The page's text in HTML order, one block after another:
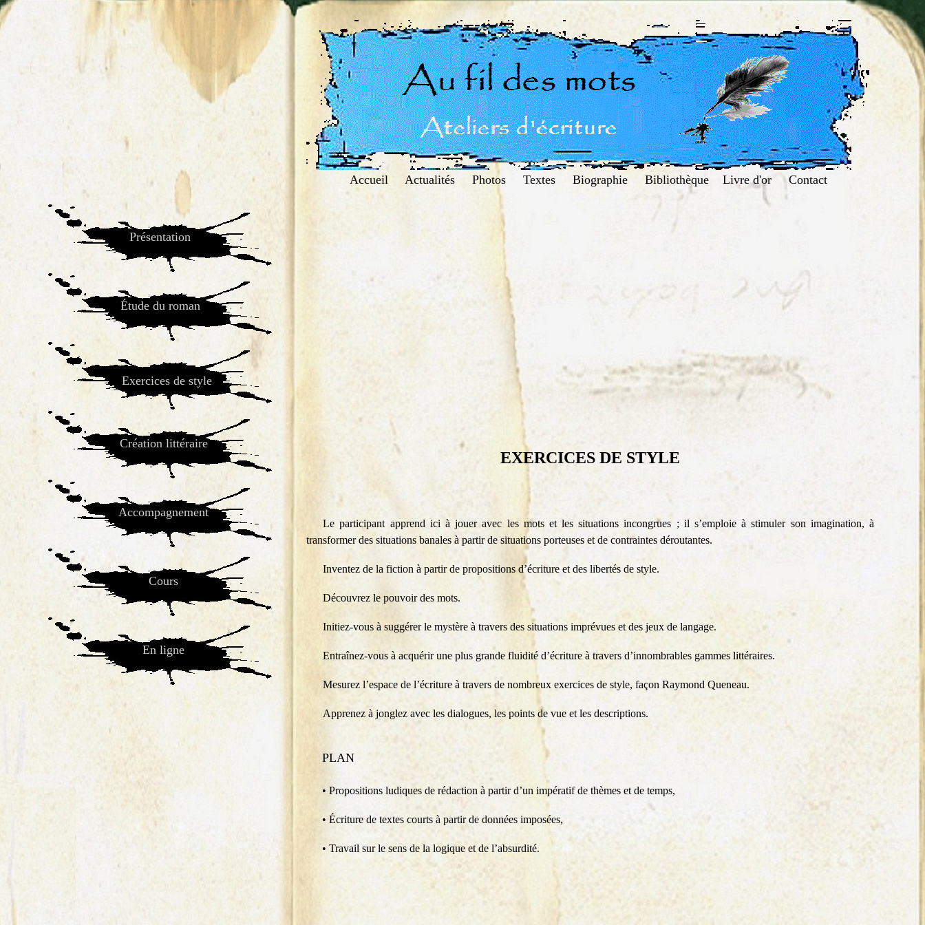
Accueil Actualités Photos Textes Biographie Bibliothèque Livre d'or Contact
Présentation
Étude du roman
Exercices de style
Création littéraire
Accompagnement
Cours
En ligne
EXERCICES DE STYLE
Le participant apprend ici à jouer avec les mots et les situations incongrues ; il s’emploie à stimuler son imagination, à
transformer des situations banales à partir de situations porteuses et de contraintes déroutantes.
Inventez de la fiction à partir de propositions d’écriture et des libertés de style.
Découvrez le pouvoir des mots.
Initiez-vous à suggérer le mystère à travers des situations imprévues et des jeux de langage.
Entraînez-vous à acquérir une plus grande fluidité d’écriture à travers d’innombrables gammes littéraires.
Mesurez l’espace de l’écriture à travers de nombreux exercices de style, façon Raymond Queneau.
Apprenez à jonglez avec les dialogues, les points de vue et les descriptions.
PLAN
• Propositions ludiques de rédaction à partir d’un impératif de thèmes et de temps,
• Écriture de textes courts à partir de données imposées,
• Travail sur le sens de la logique et de l’absurdité.